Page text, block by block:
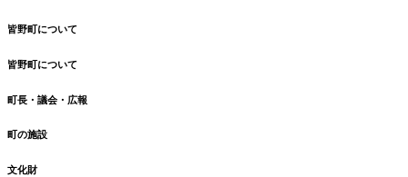
皆野町について
皆野町について
町長・議会・広報
町の施設
文化財